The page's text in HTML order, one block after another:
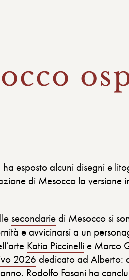
esposto alcuni disegni e
di Mesocco la
secondariedi Mesocco si
e avvicinarsi a un
Katia Piccinellie Marco
2026 dedicato ad Alberto:
Rodolfo Fasani ha